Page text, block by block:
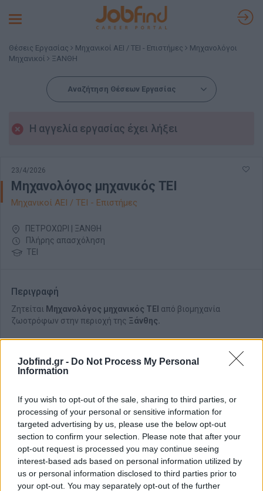
Jobfind.gr - Do Not Process My Personal
Information
If you wish to opt-out of the sale, sharing to third parties, or
processing of your personal or sensitive information for
targeted advertising by us, please use the below opt-out
section to confirm your selection. Please note that after your
opt-out request is processed you may continue seeing
interest-based ads based on personal information utilized by
us or personal information disclosed to third parties prior to
your opt-out. You may separately opt-out of the further
Toggle
Θέσεις Εργασίας Μηχανικοί ΑΕΙ / ΤΕΙ - Επιστήμες
Μηχανολόγοι
Μηχανικοί
ΞΑΝΘΗ
Αναζήτηση Θέσεων Εργασίας
Η αγγελία εργασίας έχει λήξει
23/4/2026
Μηχανολόγος μηχανικός ΤΕΙ
Μηχανικοί ΑΕΙ / ΤΕΙ - Επιστήμες
ΠΕΤΡΟΧΩΡΙ | ΞΑΝΘΗ
Πλήρης απασχόληση
ΤΕΙ
Περιγραφή
Ζητείται Μηχανολόγος μηχανικός ΤΕΙ από βιομηχανία
ζωοτρόφων στην περιοχή της Ξάνθης.